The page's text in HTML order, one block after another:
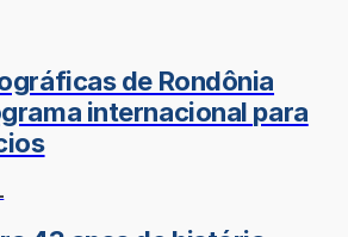
de Rondônia
internacional para